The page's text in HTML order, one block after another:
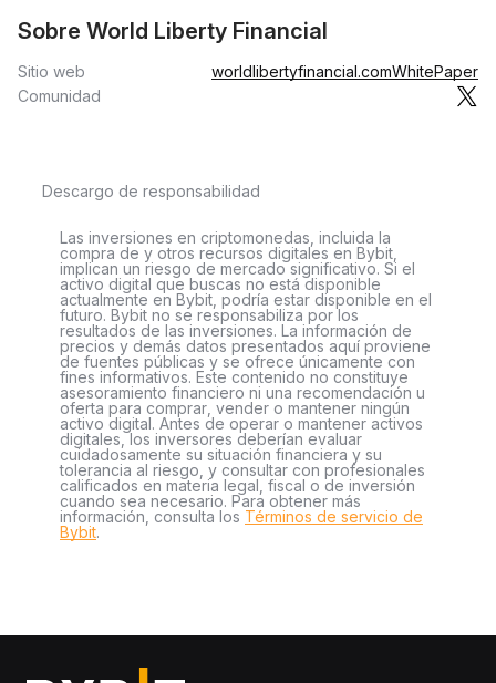
Sobre World Liberty Financial
Sitio web worldlibertyfinancial.comWhitePaper
Comunidad
Descargo de responsabilidad
Las inversiones en criptomonedas, incluida la
compra de y otros recursos digitales en Bybit,
implican un riesgo de mercado significativo. Si el
activo digital que buscas no está disponible
actualmente en Bybit, podría estar disponible en el
futuro. Bybit no se responsabiliza por los
resultados de las inversiones. La información de
precios y demás datos presentados aquí proviene
de fuentes públicas y se ofrece únicamente con
fines informativos. Este contenido no constituye
asesoramiento financiero ni una recomendación u
oferta para comprar, vender o mantener ningún
activo digital. Antes de operar o mantener activos
digitales, los inversores deberían evaluar
cuidadosamente su situación financiera y su
tolerancia al riesgo, y consultar con profesionales
calificados en materia legal, fiscal o de inversión
cuando sea necesario. Para obtener más
información, consulta los Términos de servicio de
Bybit.